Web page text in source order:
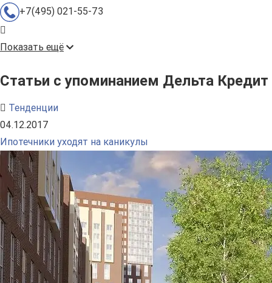
+7(495) 021-55-73
Показать ещё
Статьи с упоминанием Дельта Кредит
Тенденции
04.12.2017
Ипотечники уходят на каникулы